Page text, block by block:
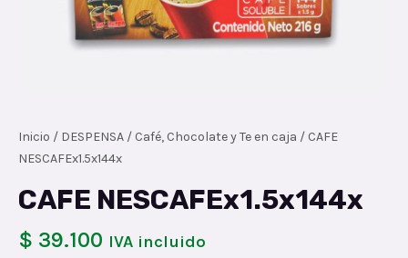
Inicio / DESPENSA / Café, Chocolate y Te en caja / CAFE
NESCAFEx1.5x144x
CAFE NESCAFEx1.5x144x
$ 39.100 IVA incluido